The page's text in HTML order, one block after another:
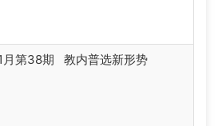
月第38期 教内普选新形势